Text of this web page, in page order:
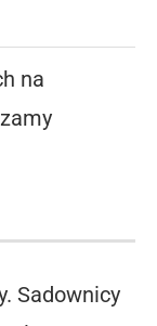
na
Sadownicy